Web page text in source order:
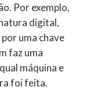
Por exemplo,
digital,
uma chave
faz uma
máquina e
foi feita.